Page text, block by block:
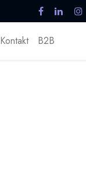
Kontakt B2B